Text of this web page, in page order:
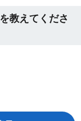
教えてくださ